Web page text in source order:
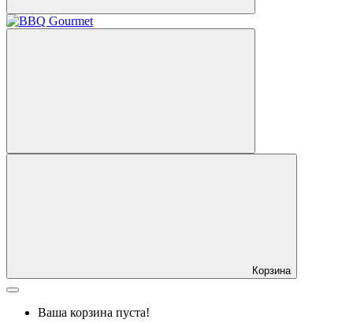
Корзина
Ваша корзина пуста!